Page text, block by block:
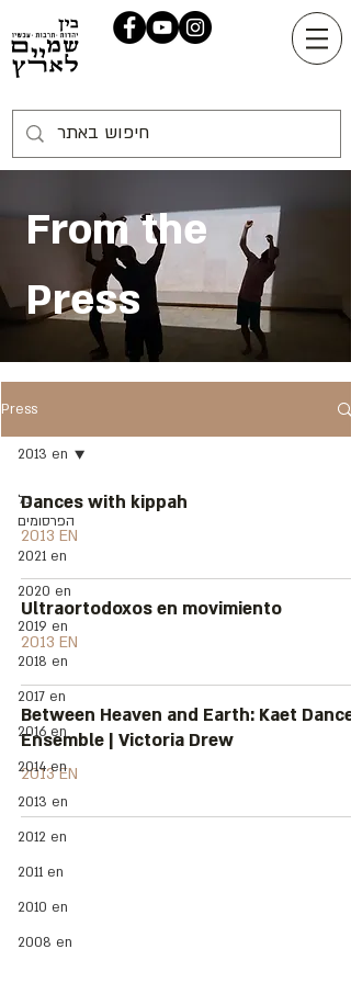
From the
Press
Press
כל
הפרסומים
2021 en
2020 en
2019 en
2018 en
2017 en
2016 en
2014 en
2013 en
2012 en
2011 en
2010 en
2008 en
2013 en
Dances with kippah
2013 EN
Ultraortodoxos en movimiento
2013 EN
Between Heaven and Earth: Kaet Dance
Ensemble | Victoria Drew
2013 EN
Address: 3 Hapersa Street, Jerusalem
058-6887555
Email: